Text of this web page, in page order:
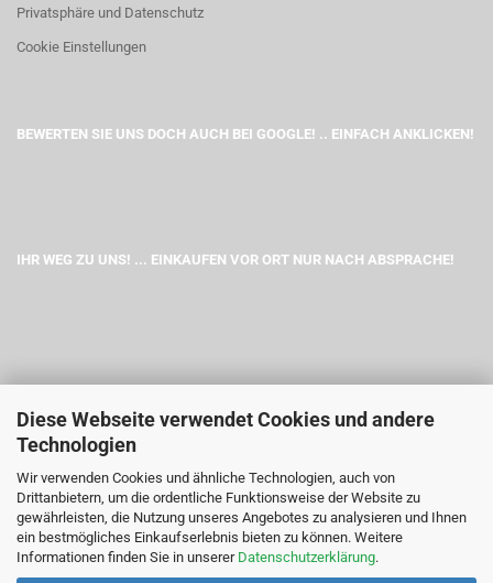
Diese Webseite verwendet Cookies und andere
Technologien
Wir verwenden Cookies und ähnliche Technologien, auch von
Drittanbietern, um die ordentliche Funktionsweise der Website zu
gewährleisten, die Nutzung unseres Angebotes zu analysieren und Ihnen
ein bestmögliches Einkaufserlebnis bieten zu können. Weitere
Informationen finden Sie in unserer Datenschutzerklärung.
Privatsphäre und Datenschutz
Cookie Einstellungen
BEWERTEN SIE UNS DOCH AUCH BEI GOOGLE! .. EINFACH ANKLICKEN!
IHR WEG ZU UNS! ... EINKAUFEN VOR ORT NUR NACH ABSPRACHE!